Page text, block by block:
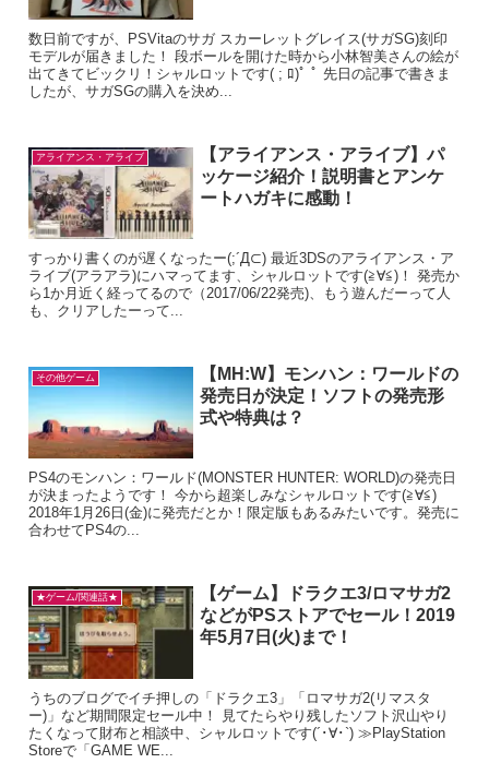
数日前ですが、PSVitaのサガ スカーレットグレイス(サガSG)刻印
モデルが届きました！ 段ボールを開けた時から小林智美さんの絵が
出てきてビックリ！シャルロットです( ; ﾛ)ﾟ ﾟ 先日の記事で書きま
したが、サガSGの購入を決め...
アライアンス・アライブ
【アライアンス・アライブ】パ
ッケージ紹介！説明書とアンケ
ートハガキに感動！
すっかり書くのが遅くなったー(;´Д⊂) 最近3DSのアライアンス・ア
ライブ(アラアラ)にハマってます、シャルロットです(≧∀≦)！ 発売か
ら1か月近く経ってるので（2017/06/22発売)、もう遊んだーって人
も、クリアしたーって...
その他ゲーム
【MH:W】モンハン：ワールドの
発売日が決定！ソフトの発売形
式や特典は？
PS4のモンハン：ワールド(MONSTER HUNTER: WORLD)の発売日
が決まったようです！ 今から超楽しみなシャルロットです(≧∀≦)
2018年1月26日(金)に発売だとか！限定版もあるみたいです。発売に
合わせてPS4の...
★ゲーム/関連話★
【ゲーム】ドラクエ3/ロマサガ2
などがPSストアでセール！2019
年5月7日(火)まで！
うちのブログでイチ押しの「ドラクエ3」「ロマサガ2(リマスタ
ー)」など期間限定セール中！ 見てたらやり残したソフト沢山やり
たくなって財布と相談中、シャルロットです(´･∀･`) ≫PlayStation
Storeで「GAME WE...